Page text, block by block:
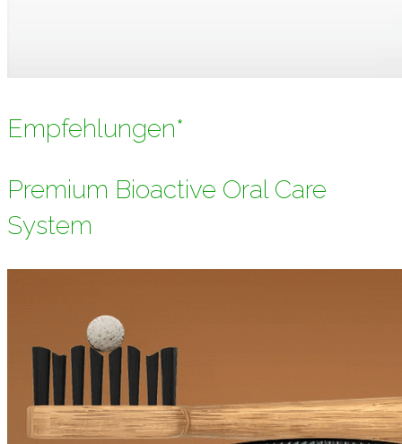
Empfehlungen*
Premium Bioactive Oral Care
System